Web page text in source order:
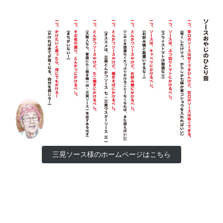
三晃ソース様のホームページはこちら